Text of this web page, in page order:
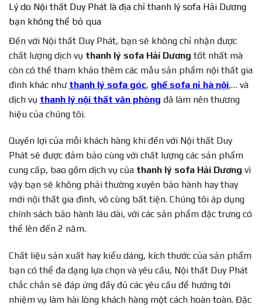
Lý do Nội thất Duy Phát là địa chỉ thanh lý sofa Hải Dương
bạn không thể bỏ qua
Đến với Nội thất Duy Phát, bạn sẽ không chỉ nhận được
chất lượng dịch vụ thanh lý sofa Hải Dương tốt nhất mà
còn có thể tham khảo thêm các mẫu sản phẩm nội thất gia
đình khác như thanh lý sofa góc, ghế sofa nỉ hà nội,… và
dịch vụ thanh lý nội thất văn phòng đã làm nên thương
hiệu của chúng tôi.
Quyền lợi của mỗi khách hàng khi đến với Nội thất Duy
Phát sẽ được đảm bảo cùng với chất lượng các sản phẩm
cung cấp, bao gồm dịch vụ của thanh lý sofa Hải Dương vì
vậy bạn sẽ không phải thường xuyên bảo hành hay thay
mới nội thất gia đình, vô cùng bất tiện. Chúng tôi áp dụng
chính sách bảo hành lâu dài, với các sản phẩm đặc trưng có
thể lên đến 2 năm.
Chất liệu sản xuất hay kiểu dáng, kích thước của sản phẩm
bạn có thể đa dạng lựa chọn và yêu cầu, Nội thất Duy Phát
chắc chắn sẽ đáp ứng đầy đủ các yêu cầu để hướng tới
nhiệm vụ làm hài lòng khách hàng một cách hoàn toàn. Đặc